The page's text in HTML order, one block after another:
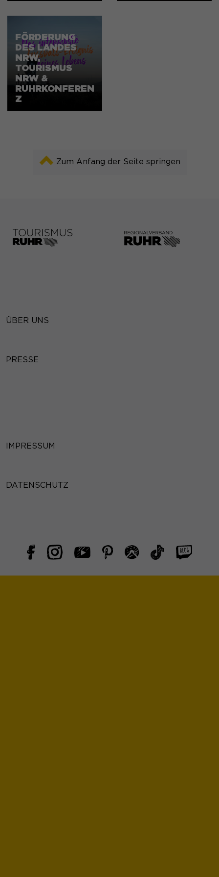
FÖRDERUNG
DES LANDES
NRW,
TOURISMUS
NRW &
RUHRKONFEREN
Z
Zum Anfang der Seite springen
ÜBER UNS
PRESSE
IMPRESSUM
DATENSCHUTZ